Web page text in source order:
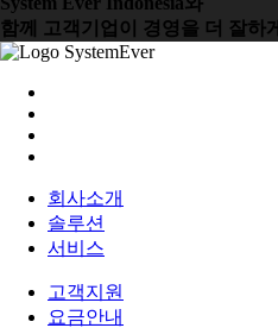
함께 고객기업이 경영을 더 잘하게
회사소개
솔루션
서비스
고객지원
요금안내